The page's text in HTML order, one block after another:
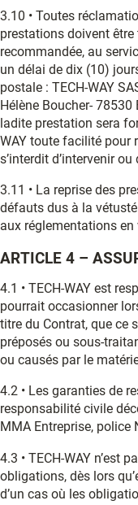
3.10 • Toutes
prestations doivent
recommandée, au
un délai de dix (10)
postale : TECH-WAY
Hélène Boucher- 78530
ladite prestation sera
WAY toute facilité pour
s’interdit d’intervenir
3.11 • La reprise des
défauts dus à la
aux réglementations en
ARTICLE 4 –
4.1 • TECH-WAY est
pourrait occasionner
titre du Contrat, que ce
préposés ou sous-
ou causés par le
4.2 • Les garanties de
responsabilité civile
MMA Entreprise, police
4.3 • TECH-WAY n’est
obligations, dès lors
d’un cas où les